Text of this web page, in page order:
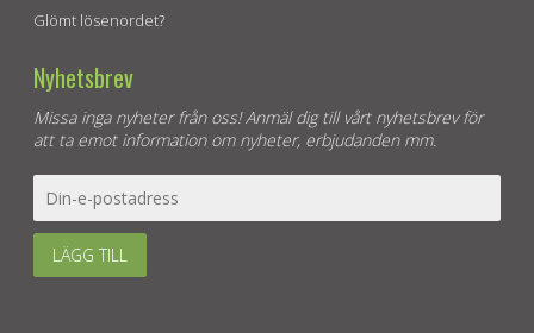
Glömt lösenordet?
Nyhetsbrev
Missa inga nyheter från oss! Anmäl dig till vårt nyhetsbrev för
att ta emot information om nyheter, erbjudanden mm.
LÄGG TILL